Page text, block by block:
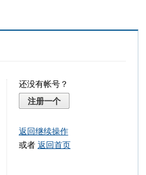
还没有帐号？
注册一个
返回继续操作
或者 返回首页